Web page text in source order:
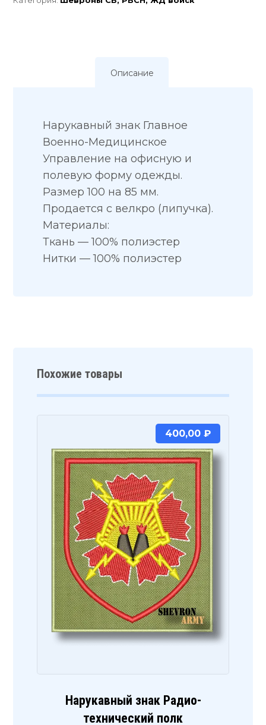
Описание
Нарукавный знак Главное
Военно-Медицинское
Управление на офисную и
полевую форму одежды.
Размер 100 на 85 мм.
Продается с велкро (липучка).
Материалы:
Ткань — 100% полиэстер
Нитки — 100% полиэстер
Похожие товары
Нарукавный знак Радио-
технический полк
400,00 ₽